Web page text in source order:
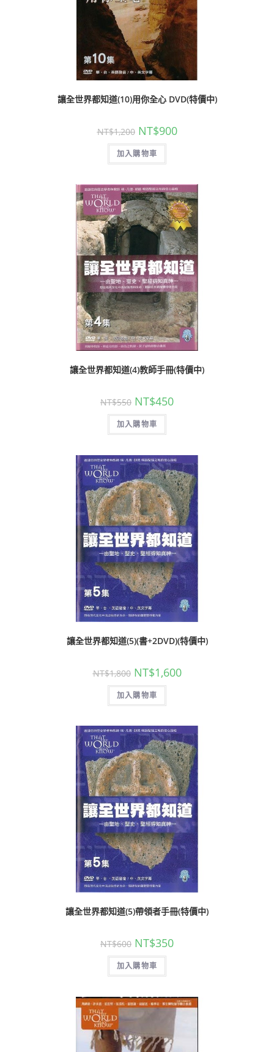
讓全世界都知道(10)用你全心 DVD(特價中)
NT$1,200 NT$900
加入購物車
讓全世界都知道(4)教師手冊(特價中)
NT$550 NT$450
加入購物車
讓全世界都知道(5)(書+2DVD)(特價中)
NT$1,800 NT$1,600
加入購物車
讓全世界都知道(5)帶領者手冊(特價中)
NT$600 NT$350
加入購物車